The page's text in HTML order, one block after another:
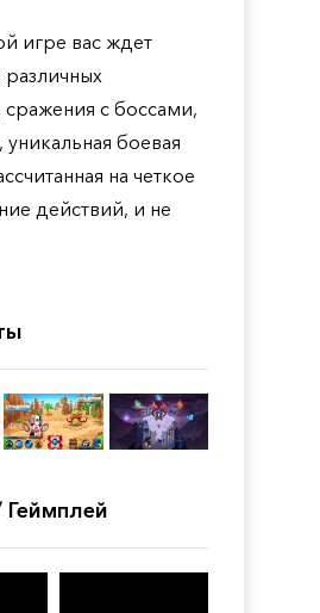
игре вас ждет
сражения с боссами,
уникальная боевая
на четкое
действий, и не
Геймплей